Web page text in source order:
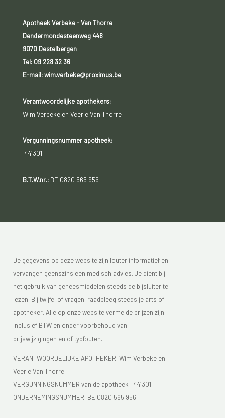
Apotheek Verbeke - Van Thorre
Dendermondesteenweg 448
9070 Destelbergen
Tel: 09 228 32 36
E-mail: wim.verbeke@proximus.be
Verantwoordelijke apothekers:
Wim Verbeke en Veerle Van Thorre
Vergunningsnummer apotheek:
441301
B.T.W.nr.:BE 0820 565 956
De gegevens op deze website zijn louter informatief en
vervangen geenszins een medisch advies. Je dient bij
het gebruik van geneesmiddelen steeds de bijsluiter te
lezen. Bij twijfel of vragen, raadpleeg steeds je arts of
apotheker. Alle op onze website vermelde prijzen zijn
inclusief BTW en onder voorbehoud van
prijswijzigingen en of typfouten.
VERANTWOORDELIJKE APOTHEKER: Wim Verbeke en
Veerle Van Thorre
VERGUNNINGSNUMMER van de apotheek : 441301
ONDERNEMINGSNUMMER: BE 0820 565 956